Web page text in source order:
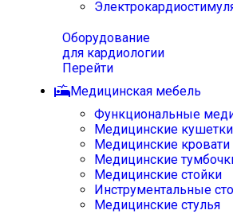
Оборудование
для кардиологии
Перейти
Медицинская мебель
Функциональные
Медицинские кушетки
Медицинские кровати
Медицинские
Медицинские стойки
Инструментальные
Медицинские стулья